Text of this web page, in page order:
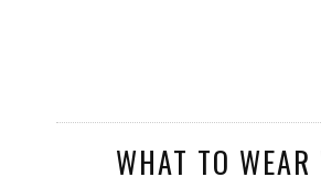
WHAT TO